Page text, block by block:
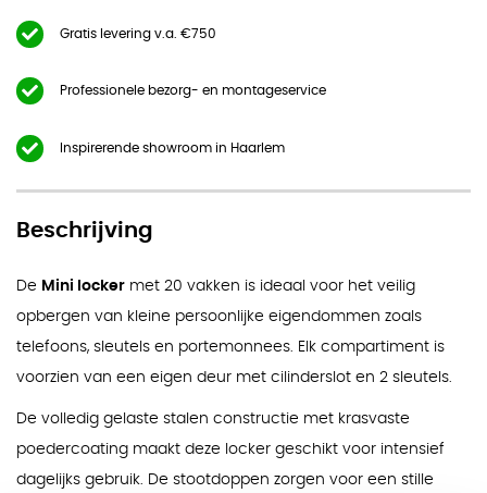
Gratis levering v.a. €750
Professionele bezorg- en montageservice
Inspirerende showroom in Haarlem
Beschrijving
De Mini locker met 20 vakken is ideaal voor het veilig
opbergen van kleine persoonlijke eigendommen zoals
telefoons, sleutels en portemonnees. Elk compartiment is
voorzien van een eigen deur met cilinderslot en 2 sleutels.
De volledig gelaste stalen constructie met krasvaste
poedercoating maakt deze locker geschikt voor intensief
dagelijks gebruik. De stootdoppen zorgen voor een stille